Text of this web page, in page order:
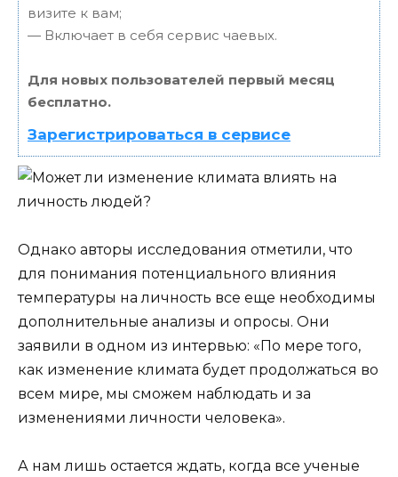
визите к вам;
— Включает в себя сервис чаевых.
Для новых пользователей первый месяц
бесплатно.
Зарегистрироваться в сервисе
Однако авторы исследования отметили, что
для понимания потенциального влияния
температуры на личность все еще необходимы
дополнительные анализы и опросы. Они
заявили в одном из интервью: «По мере того,
как изменение климата будет продолжаться во
всем мире, мы сможем наблюдать и за
изменениями личности человека».
А нам лишь остается ждать, когда все ученые